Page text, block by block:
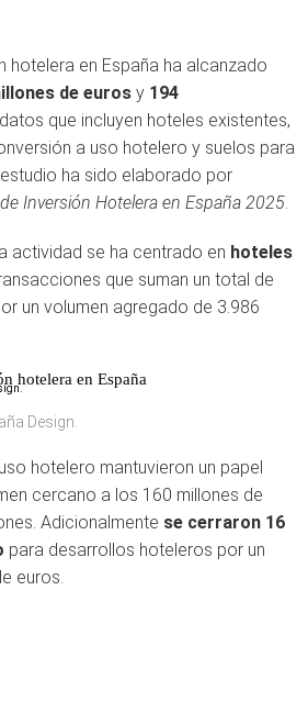
hotelera en España ha alcanzado
de euros y 194
que incluyen hoteles existentes,
a uso hotelero y suelos para
ha sido elaborado por
Inversión Hotelera en España 2025.
actividad se ha centrado en hoteles
que suman un total de
un volumen agregado de 3.986
hotelera en España
Design.
hotelero mantuvieron un papel
cercano a los 160 millones de
Adicionalmente se cerraron 16
para desarrollos hoteleros por un
euros.